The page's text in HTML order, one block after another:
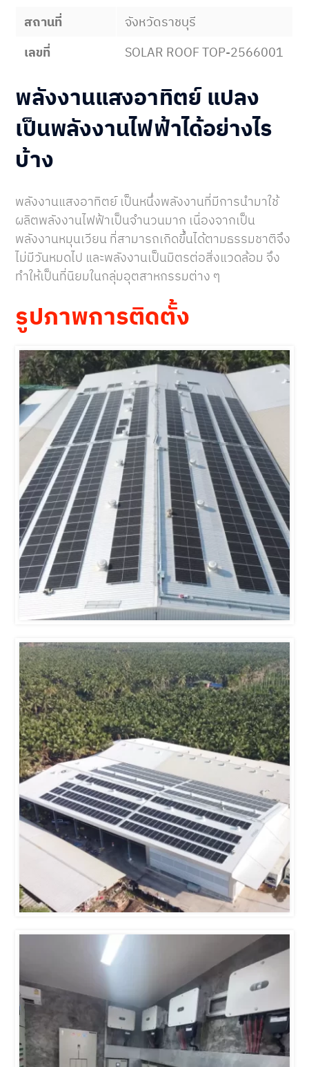
สถานที่
จังหวัดราชบุรี
เลขที่
SOLAR ROOF TOP-2566001
พลังงานแสงอาทิตย์ แปลง
เป็นพลังงานไฟฟ้าได้อย่างไร
บ้าง
พลังงานแสงอาทิตย์ เป็นหนึ่งพลังงานที่มีการนำมาใช้
ผลิตพลังงานไฟฟ้าเป็นจำนวนมาก เนื่องจากเป็น
พลังงานหมุนเวียน ที่สามารถเกิดขึ้นได้ตามธรรมชาติจึง
ไม่มีวันหมดไป และพลังงานเป็นมิตรต่อสิ่งแวดล้อม จึง
ทำให้เป็นที่นิยมในกลุ่มอุตสาหกรรมต่าง ๆ
รูปภาพการติดตั้ง